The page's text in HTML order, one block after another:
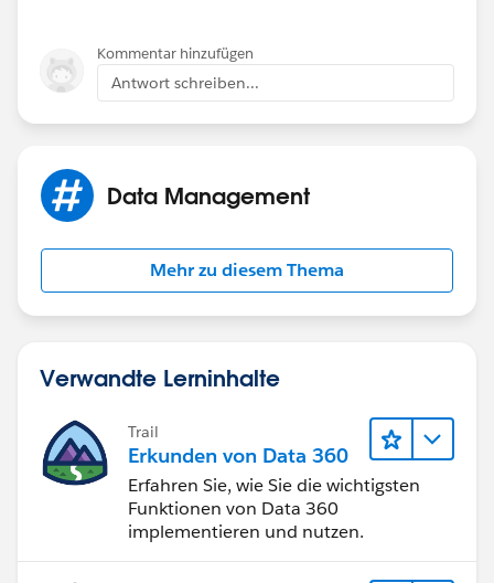
Kommentar hinzufügen
Antwort schreiben...
Data Management
Mehr zu diesem Thema
Verwandte Lerninhalte
Trail
Erkunden von Data 360
Erfahren Sie, wie Sie die wichtigsten
Funktionen von Data 360
implementieren und nutzen.